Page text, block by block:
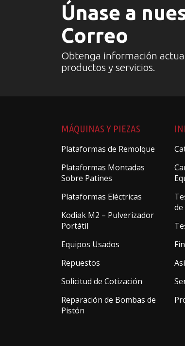
Únase a
Correo
Obtenga información
productos y servicios.
MÁQUINAS Y PIEZAS
Plataformas de Remolque
Plataformas Montadas
Sobre Patines
Plataformas Eléctricas
Kodiak M2 – Pulverizador
Portátil
Equipos Usados
Repuestos
Solicitud de Cotización
Reparación de Bombas de
Pistón